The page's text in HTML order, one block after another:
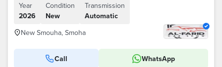
Year
2026
Condition
New
Transmission
Automatic
New Smouha, Smoha
Call WhatsApp